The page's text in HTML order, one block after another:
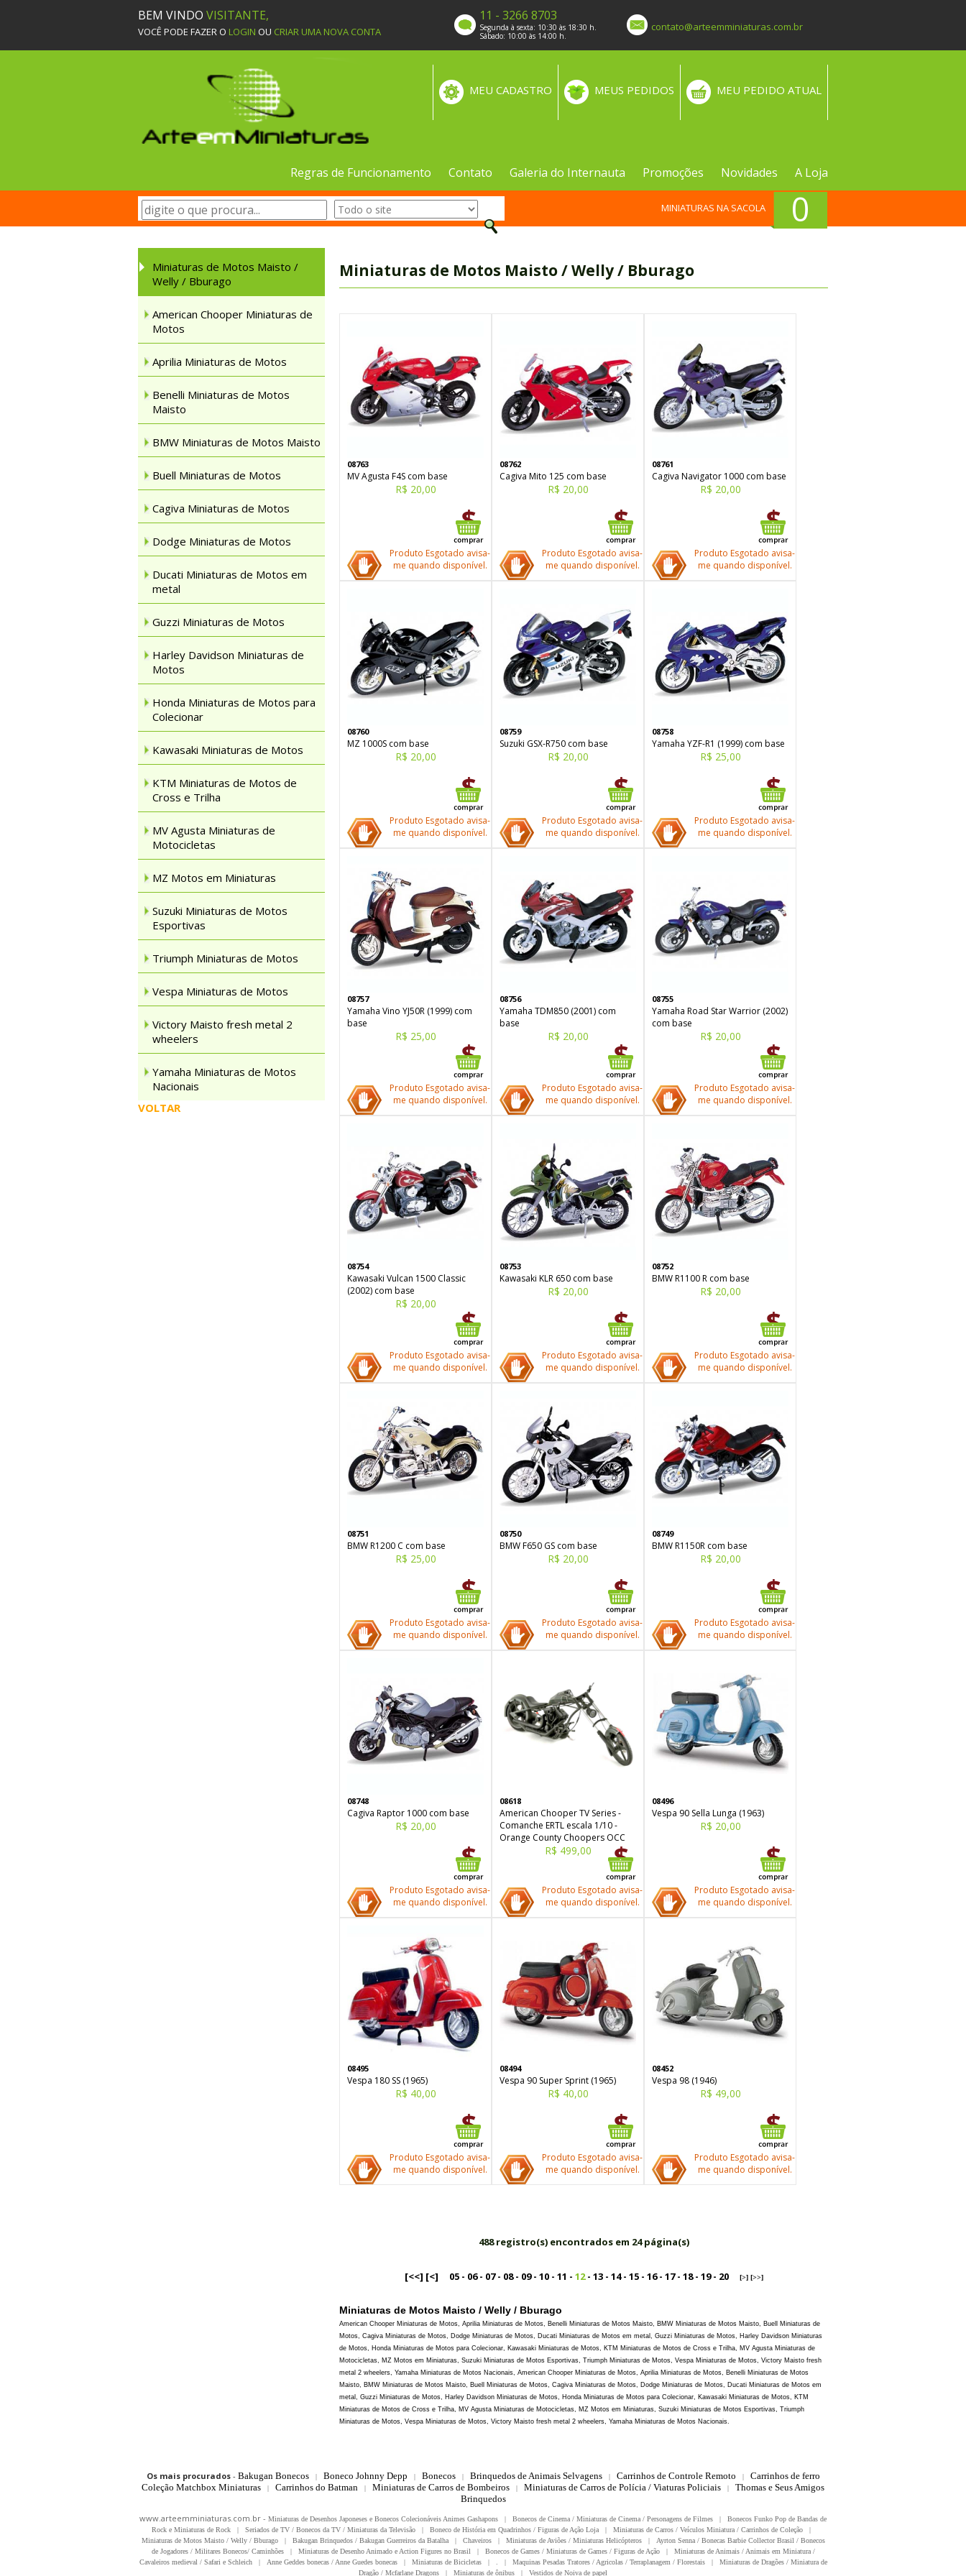
BEM VINDO VISITANTE,
VOCÊ PODE FAZER O LOGIN OU CRIAR UMA NOVA CONTA
11 - 3266 8703
Segunda à sexta: 10:30 às 18:30 h.
Sábado: 10:00 às 14:00 h.
contato@arteemminiaturas.com.br
MEU PEDIDO ATUAL
MEUS PEDIDOS
MEU CADASTRO
Regras de Funcionamento Contato Galeria do Internauta Promoções Novidades A Loja
0
MINIATURAS NA SACOLA
Miniaturas de Motos Maisto /
Welly / Bburago
American Chooper Miniaturas de
Motos
Aprilia Miniaturas de Motos
Benelli Miniaturas de Motos
Maisto
BMW Miniaturas de Motos Maisto
Buell Miniaturas de Motos
Cagiva Miniaturas de Motos
Dodge Miniaturas de Motos
Ducati Miniaturas de Motos em
metal
Guzzi Miniaturas de Motos
Harley Davidson Miniaturas de
Motos
Honda Miniaturas de Motos para
Colecionar
Kawasaki Miniaturas de Motos
KTM Miniaturas de Motos de
Cross e Trilha
MV Agusta Miniaturas de
Motocicletas
MZ Motos em Miniaturas
Suzuki Miniaturas de Motos
Esportivas
Triumph Miniaturas de Motos
Vespa Miniaturas de Motos
Victory Maisto fresh metal 2
wheelers
Yamaha Miniaturas de Motos
Nacionais
VOLTAR
Miniaturas de Motos Maisto / Welly / Bburago
08763
MV Agusta F4S com base
R$ 20,00
Produto Esgotado avisa-
me quando disponível.
08762
Cagiva Mito 125 com base
R$ 20,00
Produto Esgotado avisa-
me quando disponível.
08761
Cagiva Navigator 1000 com base
R$ 20,00
Produto Esgotado avisa-
me quando disponível.
08760
MZ 1000S com base
R$ 20,00
Produto Esgotado avisa-
me quando disponível.
08759
Suzuki GSX-R750 com base
R$ 20,00
Produto Esgotado avisa-
me quando disponível.
08758
Yamaha YZF-R1 (1999) com base
R$ 25,00
Produto Esgotado avisa-
me quando disponível.
08757
Yamaha Vino YJ50R (1999) com
base
R$ 25,00
Produto Esgotado avisa-
me quando disponível.
08756
Yamaha TDM850 (2001) com
base
R$ 20,00
Produto Esgotado avisa-
me quando disponível.
08755
Yamaha Road Star Warrior (2002)
com base
R$ 20,00
Produto Esgotado avisa-
me quando disponível.
08754
Kawasaki Vulcan 1500 Classic
(2002) com base
R$ 20,00
Produto Esgotado avisa-
me quando disponível.
08753
Kawasaki KLR 650 com base
R$ 20,00
Produto Esgotado avisa-
me quando disponível.
08752
BMW R1100 R com base
R$ 20,00
Produto Esgotado avisa-
me quando disponível.
08751
BMW R1200 C com base
R$ 25,00
Produto Esgotado avisa-
me quando disponível.
08750
BMW F650 GS com base
R$ 20,00
Produto Esgotado avisa-
me quando disponível.
08749
BMW R1150R com base
R$ 20,00
Produto Esgotado avisa-
me quando disponível.
08748
Cagiva Raptor 1000 com base
R$ 20,00
Produto Esgotado avisa-
me quando disponível.
08618
American Chooper TV Series -
Comanche ERTL escala 1/10 -
Orange County Choopers OCC
R$ 499,00
Produto Esgotado avisa-
me quando disponível.
08496
Vespa 90 Sella Lunga (1963)
R$ 20,00
Produto Esgotado avisa-
me quando disponível.
08495
Vespa 180 SS (1965)
R$ 40,00
Produto Esgotado avisa-
me quando disponível.
08494
Vespa 90 Super Sprint (1965)
R$ 40,00
Produto Esgotado avisa-
me quando disponível.
08452
Vespa 98 (1946)
R$ 49,00
Produto Esgotado avisa-
me quando disponível.
488 registro(s) encontrados em 24 página(s)
[<<] [<] 05 - 06 - 07 - 08 - 09 - 10 - 11 - 12 - 13 - 14 - 15 - 16 - 17 - 18 - 19 - 20 [>] [>>]
Miniaturas de Motos Maisto / Welly / Bburago
American Chooper Miniaturas de Motos, Aprilia Miniaturas de Motos, Benelli Miniaturas de Motos Maisto, BMW Miniaturas de Motos Maisto, Buell Miniaturas de
Motos, Cagiva Miniaturas de Motos, Dodge Miniaturas de Motos, Ducati Miniaturas de Motos em metal, Guzzi Miniaturas de Motos, Harley Davidson Miniaturas
de Motos, Honda Miniaturas de Motos para Colecionar, Kawasaki Miniaturas de Motos, KTM Miniaturas de Motos de Cross e Trilha, MV Agusta Miniaturas de
Motocicletas, MZ Motos em Miniaturas, Suzuki Miniaturas de Motos Esportivas, Triumph Miniaturas de Motos, Vespa Miniaturas de Motos, Victory Maisto fresh
metal 2 wheelers, Yamaha Miniaturas de Motos Nacionais, American Chooper Miniaturas de Motos, Aprilia Miniaturas de Motos, Benelli Miniaturas de Motos
Maisto, BMW Miniaturas de Motos Maisto, Buell Miniaturas de Motos, Cagiva Miniaturas de Motos, Dodge Miniaturas de Motos, Ducati Miniaturas de Motos em
metal, Guzzi Miniaturas de Motos, Harley Davidson Miniaturas de Motos, Honda Miniaturas de Motos para Colecionar, Kawasaki Miniaturas de Motos, KTM
Miniaturas de Motos de Cross e Trilha, MV Agusta Miniaturas de Motocicletas, MZ Motos em Miniaturas, Suzuki Miniaturas de Motos Esportivas, Triumph
Miniaturas de Motos, Vespa Miniaturas de Motos, Victory Maisto fresh metal 2 wheelers, Yamaha Miniaturas de Motos Nacionais.
Os mais procurados- Bakugan Bonecos | Boneco Johnny Depp | Bonecos | Brinquedos de Animais Selvagens | Carrinhos de Controle Remoto |
Carrinhos de ferro
Coleção Matchbox Miniaturas
| Carrinhos do Batman | Miniaturas de Carros de Bombeiros | Miniaturas de Carros de Polícia / Viaturas Policiais |
Thomas e Seus Amigos
Brinquedos
www.arteemminiaturas.com.br - Miniaturas de Desenhos Japoneses e Bonecos Colecionáveis Animes Gashapons | Bonecos de Cinema / Miniaturas de Cinema / Personagens de Filmes |
Bonecos Funko Pop de Bandas de
Rock e Miniaturas de Rock
| Seriados de TV / Bonecos da TV / Miniaturas da Televisão | Boneco de História em Quadrinhos / Figuras de Ação Loja | Miniaturas de Carros / Veículos Miniatura / Carrinhos de Coleção
|
Miniaturas de Motos Maisto / Welly / Bburago
| Bakugan Brinquedos / Bakugan Guerreiros da Batalha | Chaveiros | Miniaturas de Aviões / Miniaturas Helicópteros |
Ayrton Senna / Bonecas Barbie Collector Brasil / Bonecos
de Jogadores / Militares Bonecos/ Caminhões
| Miniaturas de Desenho Animado e Action Figures no Brasil | Bonecos de Games / Miniaturas de Games / Figuras de Ação |
Miniaturas de Animais / Animais em Miniatura /
Cavaleiros medieval / Safari e Schleich
| Anne Geddes bonecas / Anne Guedes bonecas | Miniaturas de Bicicletas | | Maquinas Pesadas Tratores / Agricolas / Terraplanagem / Florestais |
Miniaturas de Dragões / Miniatura de
Dragão / Mcfarlane Dragons
| Miniaturas de ônibus | Vestidos de Noiva de papel